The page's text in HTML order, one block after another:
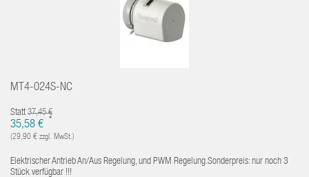
MT4-024S-NC
Statt37,45 €
35,58 € *
(29,90 € zzgl. MwSt.)
Elektrischer Antrieb An/Aus Regelung, und PWM Regelung.Sonderpreis: nur noch 3
Stück verfügbar !!!